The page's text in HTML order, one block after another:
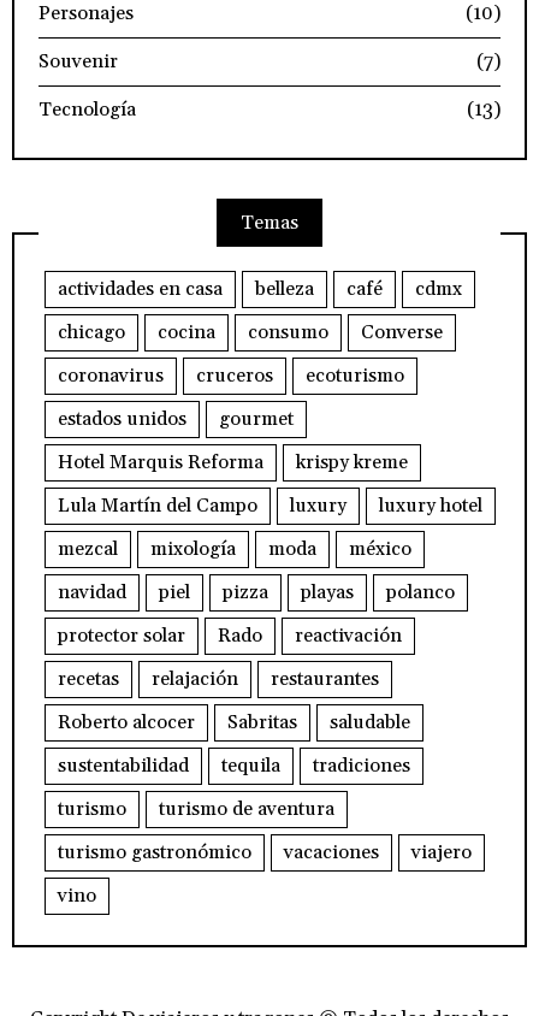
Personajes
(10)
Souvenir
(7)
Tecnología
(13)
Temas
actividades en casa belleza café
cdmx
chicago
cocina consumo
Converse
coronavirus
cruceros
ecoturismo
estados unidos
gourmet
Hotel Marquis Reforma
krispy kreme
Lula Martín del Campo
luxury
luxury hotel
mezcal
mixología moda
méxico
navidad
piel pizza playas
polanco
protector solar
Rado
reactivación
recetas
relajación
restaurantes
Roberto alcocer
Sabritas
saludable
sustentabilidad
tequila
tradiciones
turismo
turismo de aventura
turismo gastronómico
vacaciones
viajero
vino